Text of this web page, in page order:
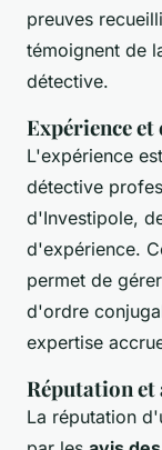
preuves
témoignent de
détective.
Expérience
L'expérience
détective
d'Investipole,
d'expérience.
permet de
d'ordre
expertise
Réputation et
La réputation